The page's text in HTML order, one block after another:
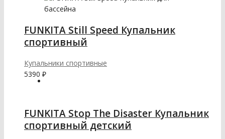
FUNKITA Still Speed Купальник
спортивный
Купальники спортивные
5390 ₽
FUNKITA Stop The Disaster Купальник
спортивный детский